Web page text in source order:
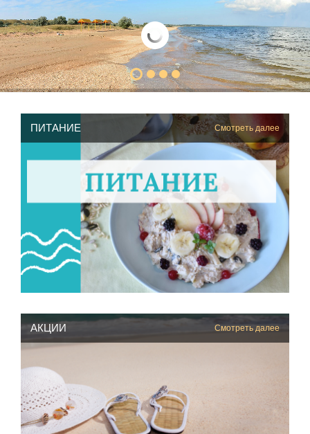
ПИТАНИЕ Смотреть далее
АКЦИИ Смотреть далее